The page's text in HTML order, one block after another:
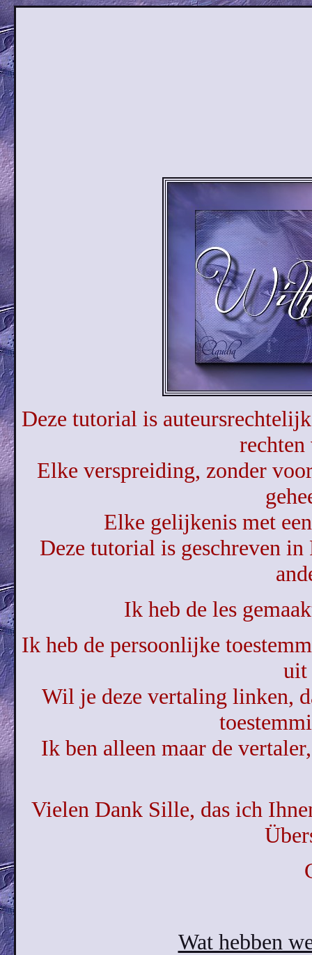
Deze tutorial is
rechten
Elke verspreiding, zonder
Elke gelijkenis met
Deze tutorial is geschreven
Ik heb de les
Ik heb de persoonlijke
uit
Wil je deze vertaling linken,
Ik ben alleen maar de
Vielen Dank Sille, das ich
Wat hebben